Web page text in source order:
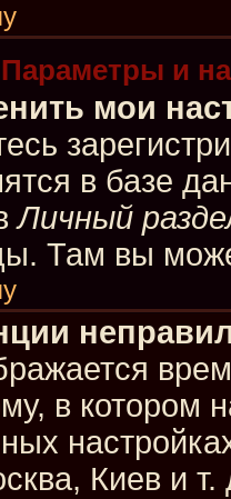
Параметры и
мои
в базе
Личный
Там вы
в котором
Киев и